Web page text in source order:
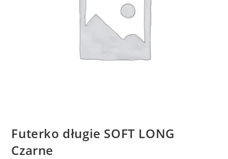
Futerko długie SOFT LONG
Czarne